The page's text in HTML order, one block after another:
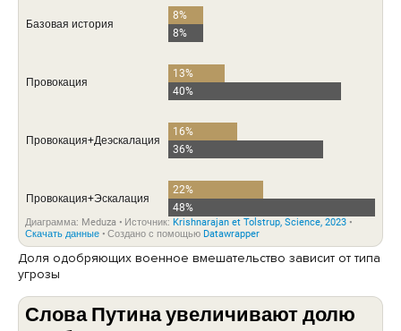
Доля одобряющих военное вмешательство зависит от типа
угрозы